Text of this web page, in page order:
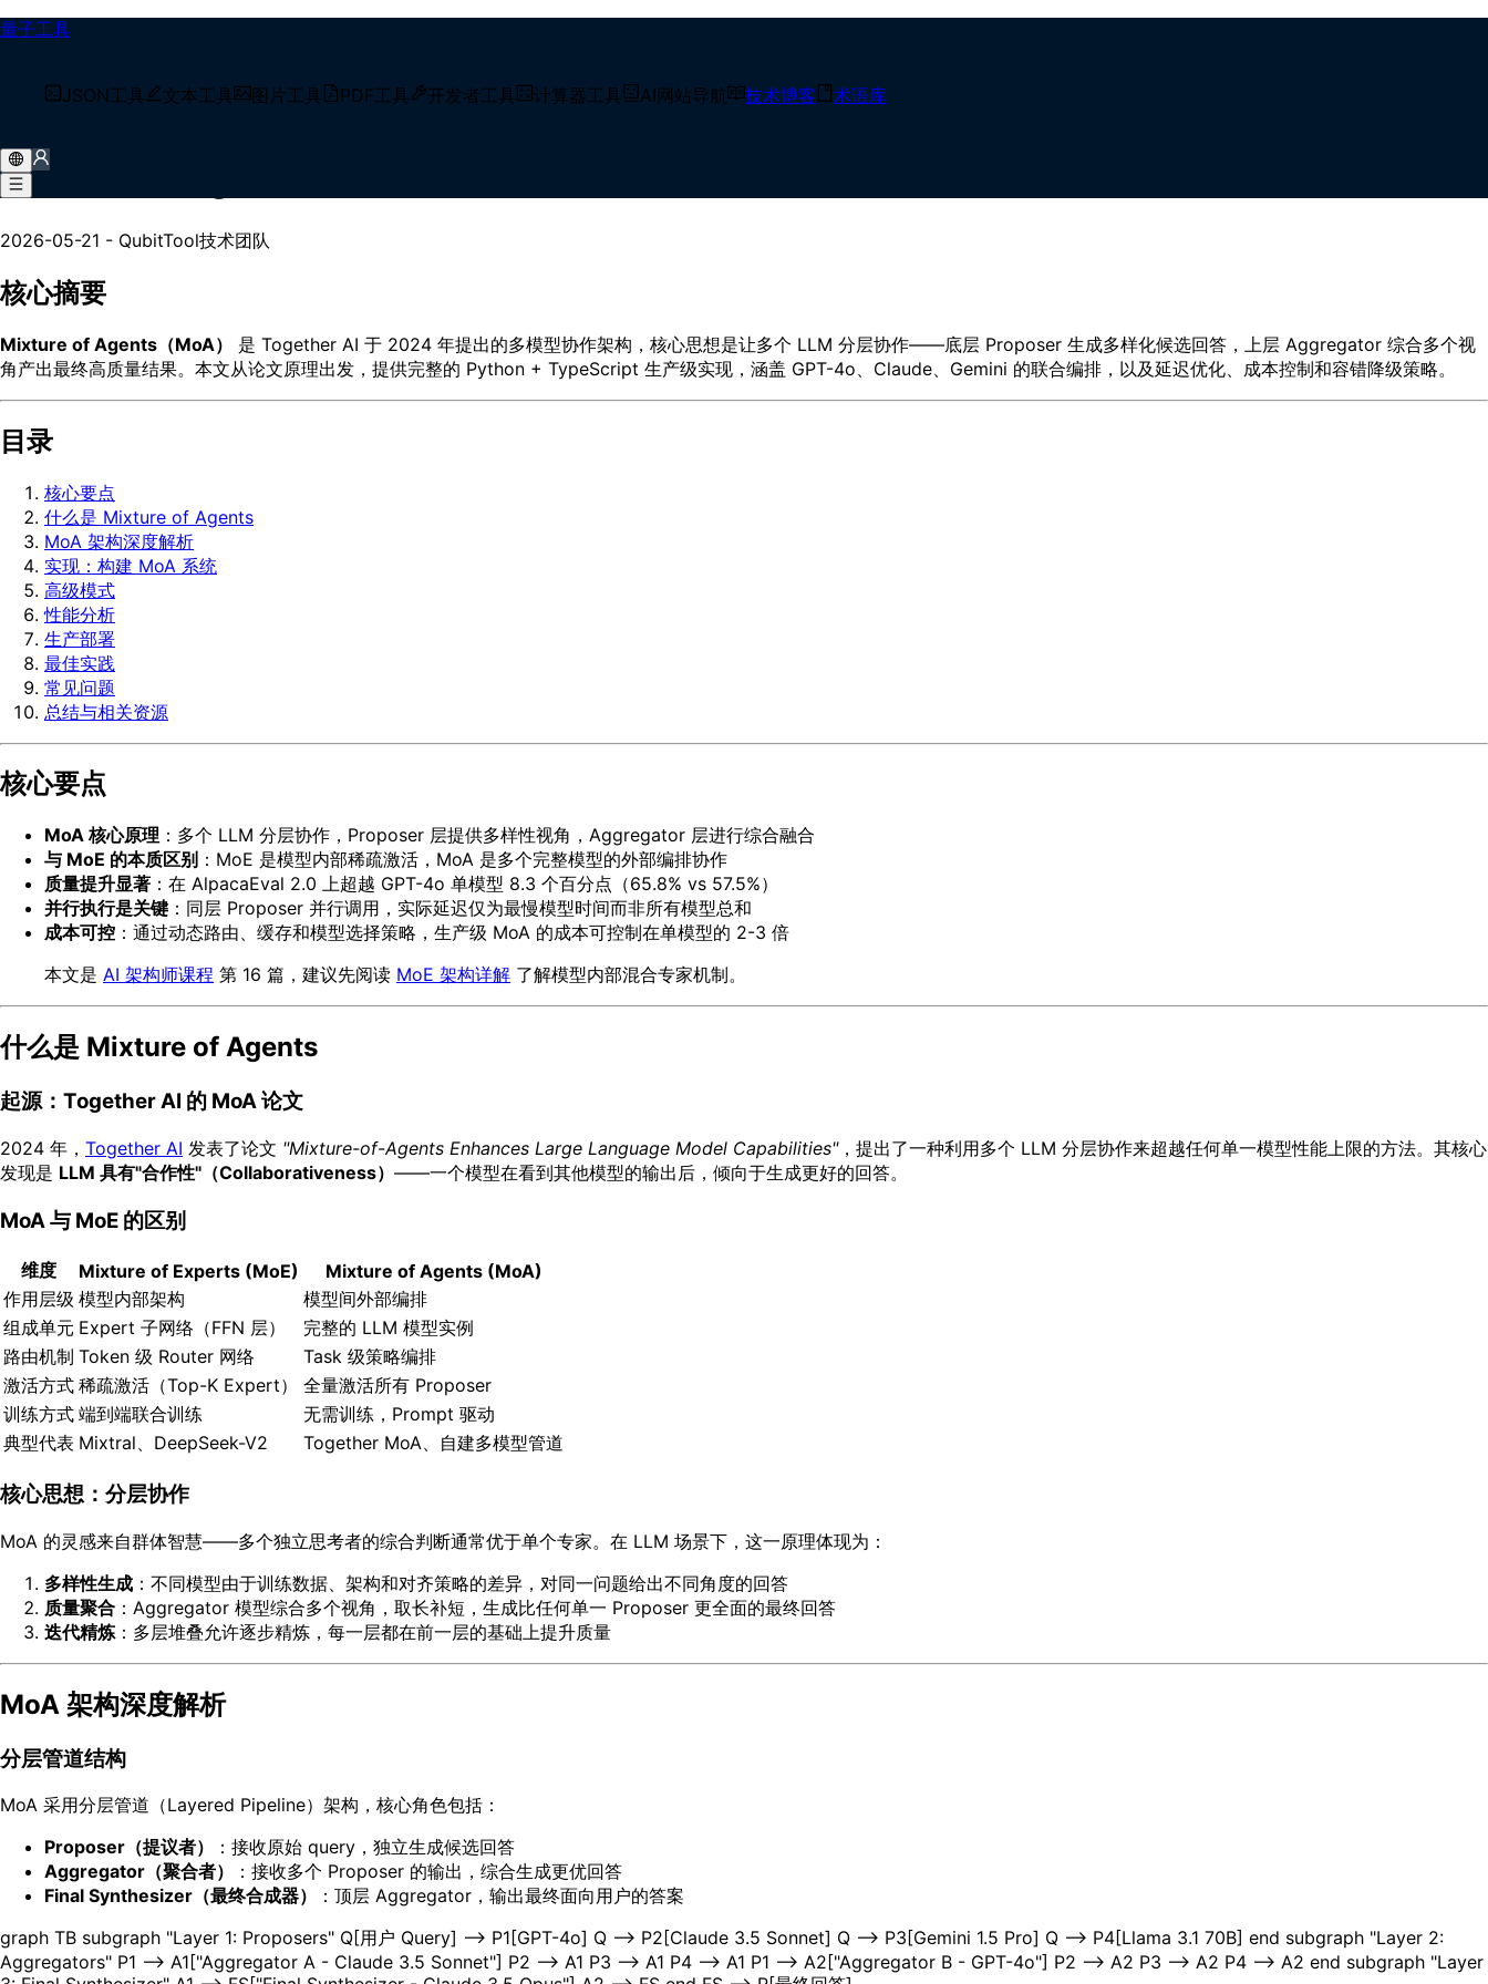
量子工具
JSON工具 文本工具 图片工具 PDF工具 开发者工具 计算器工具 AI网站导航 技术博客 术语库
/
Mixture of Agents 多模型协作架构设计与实现
2026-05-21 - QubitTool技术团队
核心摘要
Mixture of Agents（MoA）
是 Together AI 于 2024 年提出的多模型协作架构，核心思想是让多个 LLM 分层协作——底层 Proposer 生成多样化候选回答，上层 Aggregator 综合多个视
角产出最终高质量结果。本文从论文原理出发，提供完整的 Python + TypeScript 生产级实现，涵盖 GPT-4o、Claude、Gemini 的联合编排，以及延迟优化、成本控制和容错降级策略。
目录
核心要点
什么是 Mixture of Agents
MoA 架构深度解析
实现：构建 MoA 系统
高级模式
性能分析
生产部署
最佳实践
常见问题
总结与相关资源
核心要点
MoA 核心原理 ：多个 LLM 分层协作，Proposer 层提供多样性视角，Aggregator 层进行综合融合
与 MoE 的本质区别 ：MoE 是模型内部稀疏激活，MoA 是多个完整模型的外部编排协作
质量提升显著 ：在 AlpacaEval 2.0 上超越 GPT-4o 单模型 8.3 个百分点（65.8% vs 57.5%）
并行执行是关键 ：同层 Proposer 并行调用，实际延迟仅为最慢模型时间而非所有模型总和
成本可控 ：通过动态路由、缓存和模型选择策略，生产级 MoA 的成本可控制在单模型的 2-3 倍
本文是 AI 架构师课程 第 16 篇，建议先阅读 MoE 架构详解 了解模型内部混合专家机制。
什么是 Mixture of Agents
起源：Together AI 的 MoA 论文
2024 年， Together AI 发表了论文 "Mixture-of-Agents Enhances Large Language Model Capabilities"，提出了一种利用多个 LLM 分层协作来超越任何单一模型性能上限的方法。其核心
发现是 LLM 具有"合作性"（Collaborativeness） ——一个模型在看到其他模型的输出后，倾向于生成更好的回答。
MoA 与 MoE 的区别
维度 Mixture of Experts (MoE)
Mixture of Agents (MoA)
作用层级 模型内部架构
模型间外部编排
组成单元 Expert 子网络（FFN 层）
完整的 LLM 模型实例
路由机制 Token 级 Router 网络
Task 级策略编排
激活方式 稀疏激活（Top-K Expert）
全量激活所有 Proposer
训练方式 端到端联合训练
无需训练，Prompt 驱动
典型代表 Mixtral、DeepSeek-V2 Together MoA、自建多模型管道
核心思想：分层协作
MoA 的灵感来自群体智慧——多个独立思考者的综合判断通常优于单个专家。在 LLM 场景下，这一原理体现为：
多样性生成 ：不同模型由于训练数据、架构和对齐策略的差异，对同一问题给出不同角度的回答
质量聚合 ：Aggregator 模型综合多个视角，取长补短，生成比任何单一 Proposer 更全面的最终回答
迭代精炼 ：多层堆叠允许逐步精炼，每一层都在前一层的基础上提升质量
MoA 架构深度解析
分层管道结构
MoA 采用分层管道（Layered Pipeline）架构，核心角色包括：
Proposer（提议者）
：接收原始 query，独立生成候选回答
Aggregator（聚合者）
：接收多个 Proposer 的输出，综合生成更优回答
Final Synthesizer（最终合成器）
：顶层 Aggregator，输出最终面向用户的答案
graph TB subgraph "Layer 1: Proposers" Q[用户 Query] --> P1[GPT-4o] Q --> P2[Claude 3.5 Sonnet] Q --> P3[Gemini 1.5 Pro] Q --> P4[Llama 3.1 70B] end subgraph "Layer 2:
Aggregators" P1 --> A1["Aggregator A - Claude 3.5 Sonnet"] P2 --> A1 P3 --> A1 P4 --> A1 P1 --> A2["Aggregator B - GPT-4o"] P2 --> A2 P3 --> A2 P4 --> A2 end subgraph "Layer